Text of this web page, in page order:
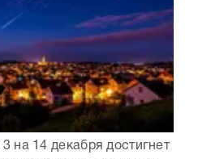
на 14 декабря достигнет